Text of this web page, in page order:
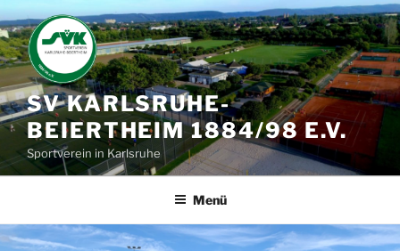
Zum
Inhalt
springen
SV KARLSRUHE-
BEIERTHEIM 1884/98 E.V.
Sportverein in Karlsruhe
Menü